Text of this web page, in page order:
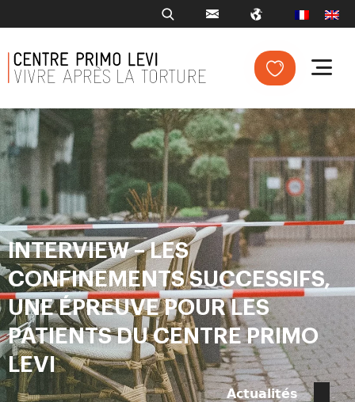
INTERVIEW – LES
CONFINEMENTS SUCCESSIFS,
UNE ÉPREUVE POUR LES
PATIENTS DU CENTRE PRIMO
LEVI
Actualités